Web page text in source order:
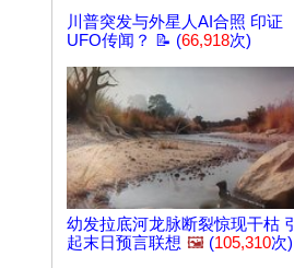
川普突发与外星人AI合照 印证
UFO传闻？ 📝 (66,918次)
幼发拉底河龙脉断裂惊现干枯 引
起末日预言联想 🖼️ (105,310次)